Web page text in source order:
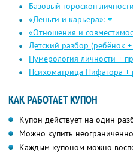
Базовый гороскоп
«Деньги и карьера»:
«Отношения и
Детский разбор (ребёнок
Нумерология личности +
Психоматрица Пифагора +
КАК РАБОТАЕТ КУПОН
Купон действует на один
Можно купить
Каждым купоном можно